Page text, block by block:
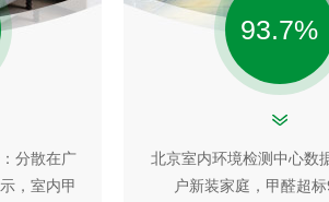
分散在广
，室内甲
93.7%
北京室内环境检测中心数
户新装家庭，甲醛超标